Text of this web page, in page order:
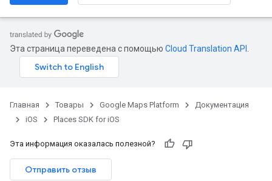
Эта страница переведена с помощью Cloud Translation API
Главная Товары Google Maps Platform
Документация
iOS
Places SDK for iOS
Эта информация оказалась полезной?
Отправить отзыв